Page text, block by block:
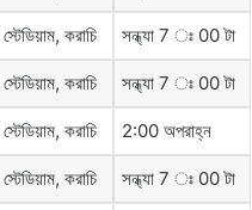
করাচি সন্ধ্যা 7 ঃ 00 টা
করাচি সন্ধ্যা 7 ঃ 00 টা
করাচি 2:00 অপরাহ্ন
করাচি সন্ধ্যা 7 ঃ 00 টা